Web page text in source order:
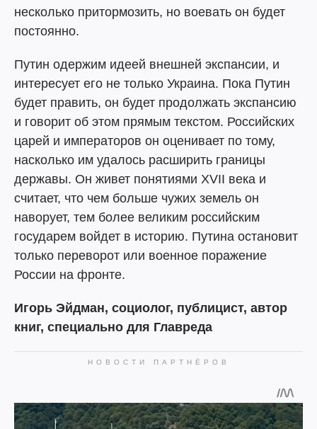
несколько притормозить, но воевать он будет
постоянно.
Путин одержим идеей внешней экспансии, и
интересует его не только Украина. Пока Путин
будет править, он будет продолжать экспансию
и говорит об этом прямым текстом. Российских
царей и императоров он оценивает по тому,
насколько им удалось расширить границы
державы. Он живет понятиями XVII века и
считает, что чем больше чужих земель он
наворует, тем более великим российским
государем войдет в историю. Путина остановит
только переворот или военное поражение
России на фронте.
Игорь Эйдман, социолог, публицист, автор
книг, специально для Главреда